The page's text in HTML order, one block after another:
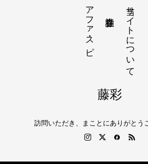
当サイトについて
アファ・スピ
藤彩
訪問いただき、まことにありがとう